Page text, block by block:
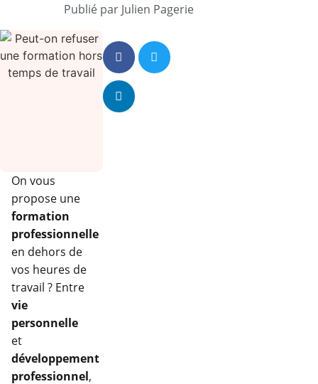
Publié par Julien Pagerie
On vous
propose une
formation
professionnelle
en dehors de
vos heures de
travail ? Entre
vie
personnelle
et
développement
professionnel,